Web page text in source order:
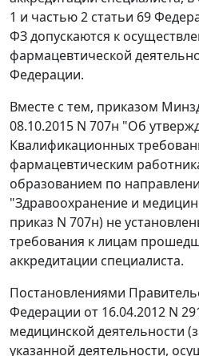
1 и частью 2 статьи 69
ФЗ допускаются к
фармацевтической
Федерации.
Вместе с тем, приказом
08.10.2015 N 707н "Об
Квалификационных
фармацевтическим
образованием по
"Здравоохранение и
приказ N 707н) не
требования к лицам
аккредитации специалиста.
Постановлениями
Федерации от 16.04.2012 N
медицинской деятельности
указанной деятельности,